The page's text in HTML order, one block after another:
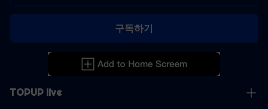
TOPUP live
구독하기